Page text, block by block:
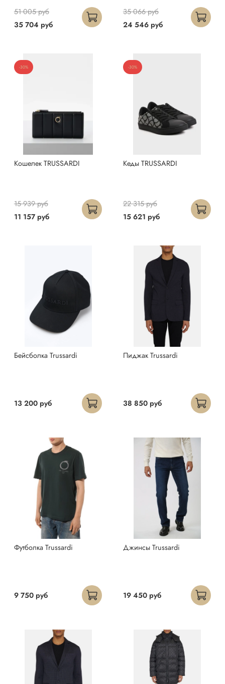
35 704 руб
51 005 руб
24 546 руб
35 066 руб
-30%
Кошелек TRUSSARDI
11 157 руб
15 939 руб
-30%
Кеды TRUSSARDI
15 621 руб
22 315 руб
Бейсболка Trussardi
13 200 руб
Пиджак Trussardi
38 850 руб
Футболка Trussardi
9 750 руб
Джинсы Trussardi
19 450 руб